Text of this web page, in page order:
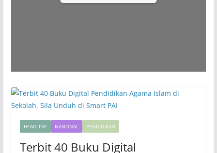
HEADLINE NASIONAL PENDIDIKAN
Terbit 40 Buku Digital